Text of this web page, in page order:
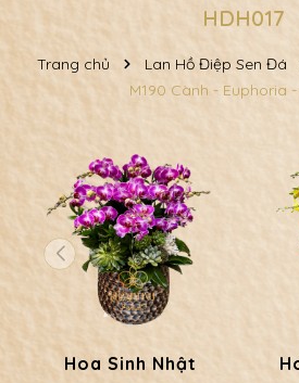
HDH017
Trang chủ Lan Hồ Điệp Sen Đá
M190 Cành - Euphoria -
Hoa Sinh Nhật